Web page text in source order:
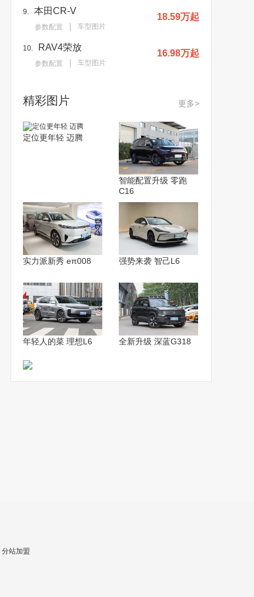
9. 本田CR-V
参数配置 车型图片
18.59万起
10. RAV4荣放
参数配置 车型图片
16.98万起
精彩图片 更多>
定位更年轻 迈腾
智能配置升级 零跑
C16
实力派新秀 eπ008 强势来袭 智己L6
年轻人的菜 理想L6 全新升级 深蓝G318
分站加盟